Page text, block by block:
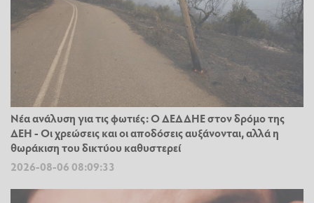
Νέα ανάλυση για τις φωτιές: Ο ΔΕΔΔΗΕ στον δρόμο της
ΔΕΗ - Οι χρεώσεις και οι αποδόσεις αυξάνονται, αλλά η
θωράκιση του δικτύου καθυστερεί
2026-08-06 08:09:33